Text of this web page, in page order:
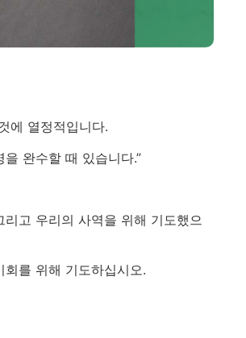
에 열정적입니다.
완수할 때 있습니다.”
고 우리의 사역을 위해 기도했으
를 위해 기도하십시오.